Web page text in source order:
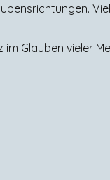
Glauben vieler